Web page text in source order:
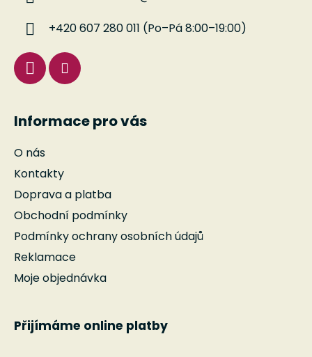
+420 607 280 011 (Po–Pá 8:00–19:00)
Informace pro vás
O nás
Kontakty
Doprava a platba
Obchodní podmínky
Podmínky ochrany osobních údajů
Reklamace
Moje objednávka
Přijímáme online platby